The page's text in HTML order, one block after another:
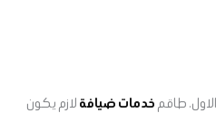
طاقمخدمات ضيافة لازم يكون